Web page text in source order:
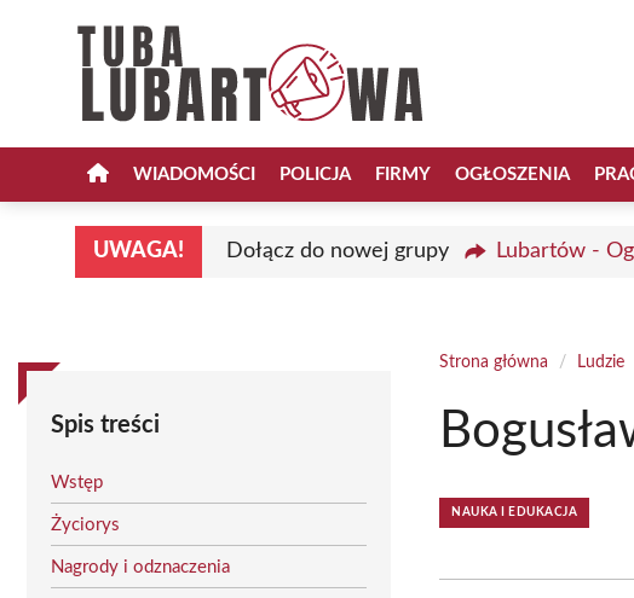
WIADOMOŚCI POLICJA FIRMY OGŁOSZENIA
UWAGA! Dołącz do nowej grupy Lubartów -
Spis treści
Wstęp
Życiorys
Nagrody i odznaczenia
Strona główna / Ludzie
NAUKA I EDUKACJA